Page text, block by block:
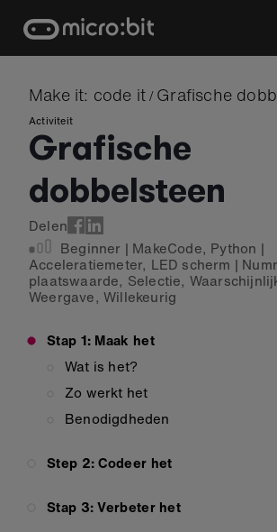
content
Make it: code it / Grafische
Activiteit
Grafische
dobbelsteen
Delen
Beginner | MakeCode, Python |
Acceleratiemeter, LED scherm |
plaatswaarde, Selectie,
Weergave,Willekeurig
Stap 1: Maak het
Wat is het?
Zo werkt het
Benodigdheden
Step 2: Codeer het
Stap 3: Verbeter het